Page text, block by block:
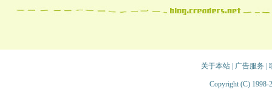
关于本站| 广告服务
Copyright (C) 1998-